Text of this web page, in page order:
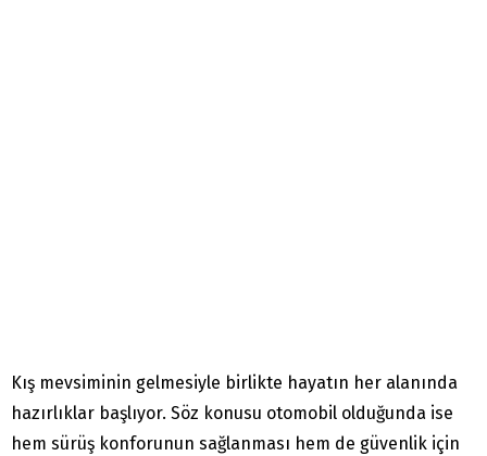
Kış mevsiminin gelmesiyle birlikte hayatın her alanında
hazırlıklar başlıyor. Söz konusu otomobil olduğunda ise
hem sürüş konforunun sağlanması hem de güvenlik için